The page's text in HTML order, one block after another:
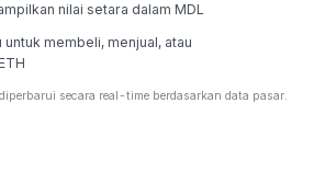
nilai setara dalam MDL
membeli, menjual, atau
secara real-time berdasarkan data pasar.